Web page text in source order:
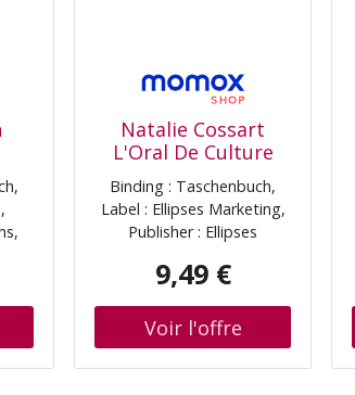
:
Natalie Cossart
L'Oral De Culture
Générale, Hec Et
Grandes Écoles De
Commerce : 40
Sujets Corrigés, Les
Pièges À Éviter,
Méthodologie Et
Conseils De Lecture
Binding : Taschenbuch,
Label : Ellipses Marketing,
Publisher : Ellipses
Taschenbuch,
publicationDate : 2016-01-
12, authors : Natalie
Cossart, Alexandre
9,49 €